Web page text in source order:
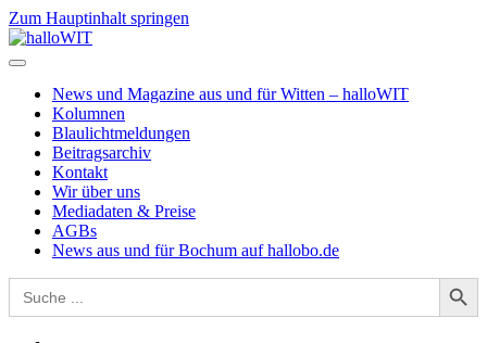
Zum Hauptinhalt springen
News und Magazine aus und für Witten – halloWIT
Kolumnen
Blaulichtmeldungen
Beitragsarchiv
Kontakt
Wir über uns
Mediadaten & Preise
AGBs
News aus und für Bochum auf hallobo.de
Search
for:
Search Button